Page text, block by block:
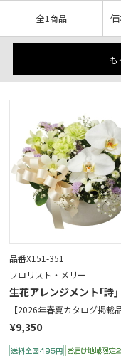
全1商品
も
品番X151-351
フロリスト・メリー
生花アレンジメント｢詩｣
【2026年春夏カタログ掲載品
¥9,350